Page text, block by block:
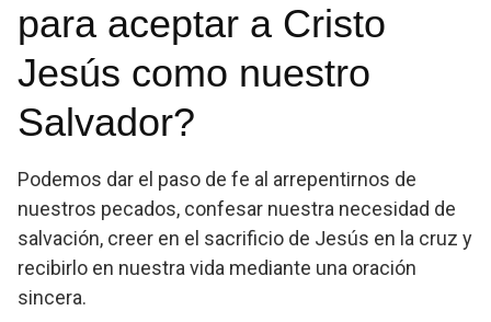
para aceptar a Cristo
Jesús como nuestro
Salvador?
Podemos dar el paso de fe al arrepentirnos de
nuestros pecados, confesar nuestra necesidad de
salvación, creer en el sacrificio de Jesús en la cruz y
recibirlo en nuestra vida mediante una oración
sincera.